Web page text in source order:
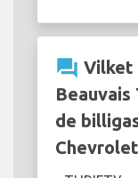
question_answer Vilket
de